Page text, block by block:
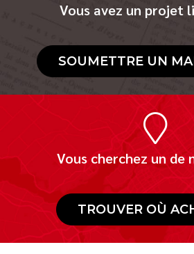
Vous avez un projet
SOUMETTRE UN
Vous cherchez un de
TROUVER OÙ